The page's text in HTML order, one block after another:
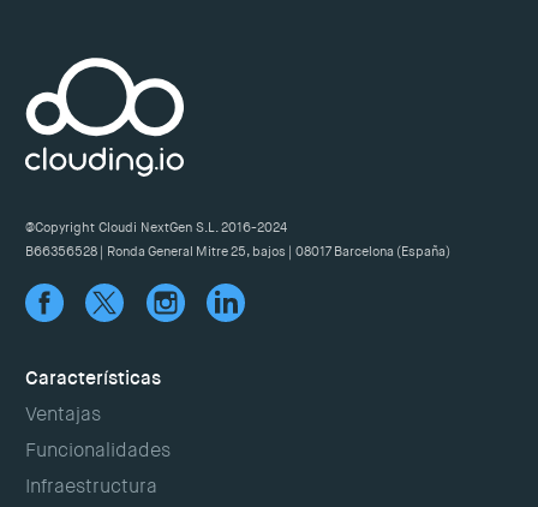
@Copyright Cloudi NextGen S.L. 2016-2024
B66356528 | Ronda General Mitre 25, bajos | 08017 Barcelona (España)
Características
Ventajas
Funcionalidades
Infraestructura